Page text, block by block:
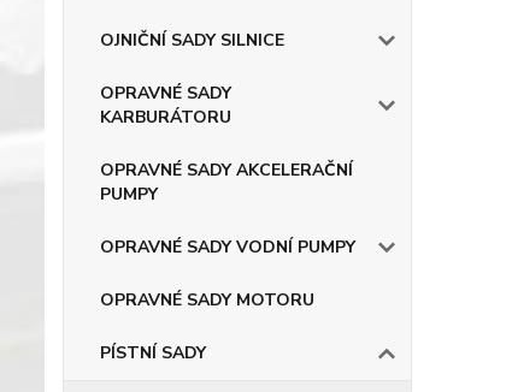
OJNIČNÍ SADY SILNICE
OPRAVNÉ SADY
KARBURÁTORU
OPRAVNÉ SADY AKCELERAČNÍ
PUMPY
OPRAVNÉ SADY VODNÍ PUMPY
OPRAVNÉ SADY MOTORU
PÍSTNÍ SADY